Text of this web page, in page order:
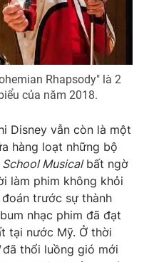
video
động sản
lòng Việt
mình bằng AI
Rhapsody" là 2
của năm 2018.
Disney vẫn còn là một
hàng loạt những bộ
Musicalbất ngờ
làm phim không khỏi
trước sự thành
nhạc phim đã đạt
tại nước Mỹ. Ở thời
đã thổi luồng gió mới